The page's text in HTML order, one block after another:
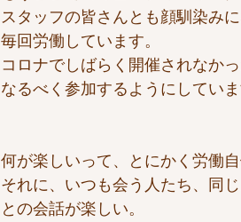
スタッフの皆さんとも顔馴染み
毎回労働しています。
コロナでしばらく開催されなか
なるべく参加するようにしていま
何が楽しいって、とにかく労働
それに、いつも会う人たち、同
との会話が楽しい。